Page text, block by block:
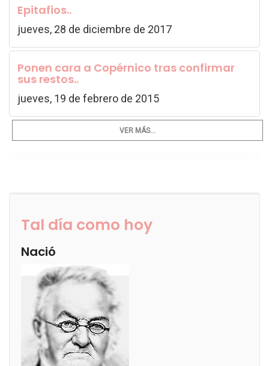
Epitafios..
jueves, 28 de diciembre de 2017
Ponen cara a Copérnico tras confirmar
sus restos..
jueves, 19 de febrero de 2015
VER MÁS...
Tal día como hoy
Nació